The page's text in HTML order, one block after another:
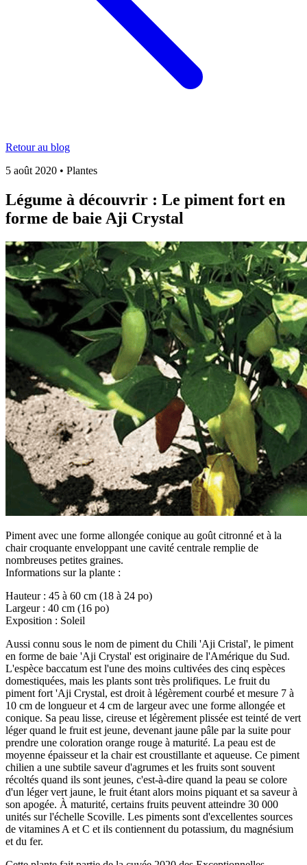
Retour au blog
5 août 2020 • Plantes
Légume à découvrir : Le piment fort en
forme de baie Aji Crystal
Piment avec une forme allongée conique au goût citronné et à la
chair croquante enveloppant une cavité centrale remplie de
nombreuses petites graines.
Informations sur la plante :
Hauteur : 45 à 60 cm (18 à 24 po)
Largeur : 40 cm (16 po)
Exposition : Soleil
Aussi connu sous le nom de piment du Chili 'Aji Cristal', le piment
en forme de baie 'Aji Crystal' est originaire de l'Amérique du Sud.
L'espèce baccatum est l'une des moins cultivées des cinq espèces
domestiquées, mais les plants sont très prolifiques. Le fruit du
piment fort 'Aji Crystal, est droit à légèrement courbé et mesure 7 à
10 cm de longueur et 4 cm de largeur avec une forme allongée et
conique. Sa peau lisse, cireuse et légèrement plissée est teinté de vert
léger quand le fruit est jeune, devenant jaune pâle par la suite pour
prendre une coloration orange rouge à maturité. La peau est de
moyenne épaisseur et la chair est croustillante et aqueuse. Ce piment
chilien a une subtile saveur d'agrumes et les fruits sont souvent
récoltés quand ils sont jeunes, c'est-à-dire quand la peau se colore
d'un léger vert jaune, le fruit étant alors moins piquant et sa saveur à
son apogée. À maturité, certains fruits peuvent atteindre 30 000
unités sur l'échelle Scoville. Les piments sont d'excellentes sources
de vitamines A et C et ils contiennent du potassium, du magnésium
et du fer.